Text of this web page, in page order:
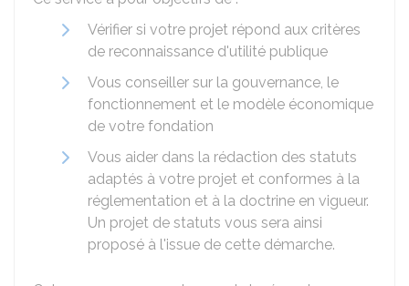
Vérifier si votre projet répond aux critères
de reconnaissance d'utilité publique
Vous conseiller sur la gouvernance, le
fonctionnement et le modèle économique
de votre fondation
Vous aider dans la rédaction des statuts
adaptés à votre projet et conformes à la
réglementation et à la doctrine en vigueur.
Un projet de statuts vous sera ainsi
proposé à l'issue de cette démarche.